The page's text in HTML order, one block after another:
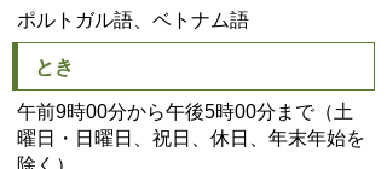
ポルトガル語、ベトナム語
とき
午前9時00分から午後5時00分まで（土
曜日・日曜日、祝日、休日、年末年始を